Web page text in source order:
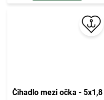
Čihadlo mezi očka - 5x1,8